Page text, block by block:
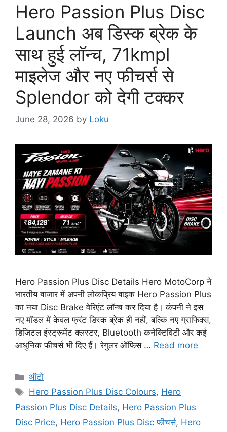
Hero Passion Plus Disc
Launch अब डिस्क ब्रेक के
साथ हुई लॉन्च, 71kmpl
माइलेज और नए फीचर्स से
Splendor को देगी टक्कर
June 28, 2026 by Loku
Hero Passion Plus Disc Details Hero MotoCorp ने
भारतीय बाजार में अपनी लोकप्रिय बाइक Hero Passion Plus
का नया Disc Brake वेरिएंट लॉन्च कर दिया है। कंपनी ने इस
नए मॉडल में केवल फ्रंट डिस्क ब्रेक ही नहीं, बल्कि नए ग्राफिक्स,
डिजिटल इंस्ट्रूमेंट क्लस्टर, Bluetooth कनेक्टिविटी और कई
आधुनिक फीचर्स भी दिए हैं। रेगुलर ऑफिस … Read more
Categories
ऑटो
Tags
Hero Passion Plus Disc Colours, Hero
Passion Plus Disc Details, Hero Passion Plus
Disc Price, Hero Passion Plus Disc फीचर्स, Hero